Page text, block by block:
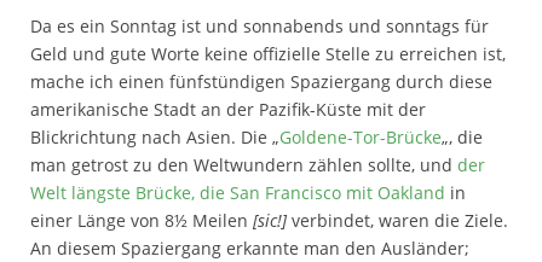
Da es ein Sonntag ist und sonnabends und sonntags für
Geld und gute Worte keine offizielle Stelle zu erreichen ist,
mache ich einen fünfstündigen Spaziergang durch diese
amerikanische Stadt an der Pazifik-Küste mit der
Blickrichtung nach Asien. Die „Goldene-Tor-Brücke„, die
man getrost zu den Weltwundern zählen sollte, und der
Welt längste Brücke, die San Francisco mit Oakland in
einer Länge von 8½ Meilen [sic!] verbindet, waren die Ziele.
An diesem Spaziergang erkannte man den Ausländer;